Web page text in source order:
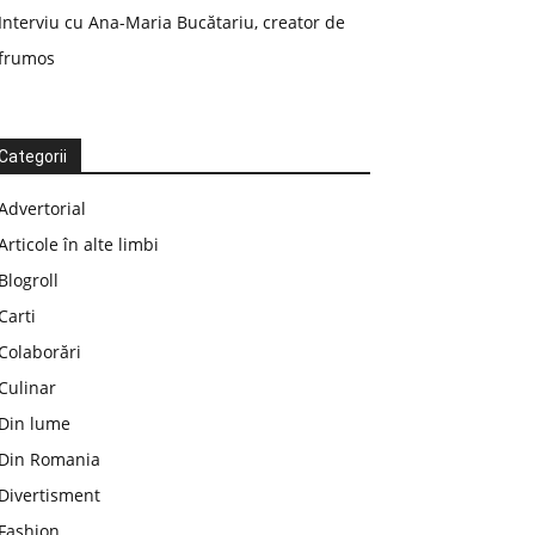
Interviu cu Ana-Maria Bucătariu, creator de
în alte limbi
Blogroll
Din lume
Din Romania
Divertisment